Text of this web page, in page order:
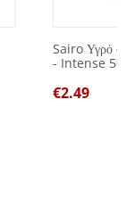
σαπούνι χεριών
500ml